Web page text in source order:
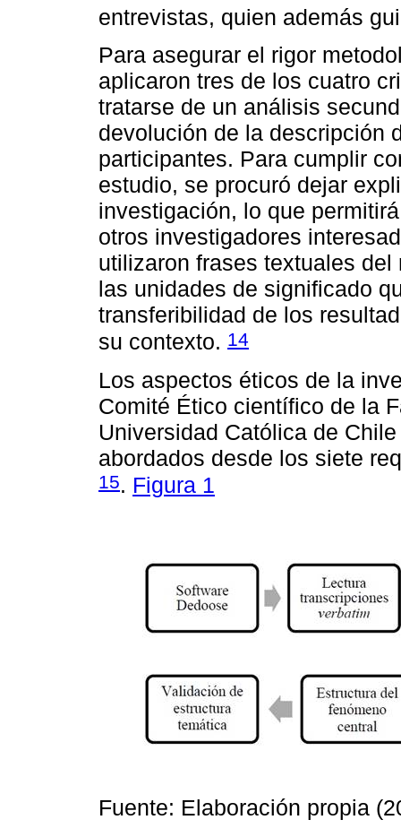
entrevistas, quien además
Para asegurar el rigor
aplicaron tres de los cuatro
tratarse de un análisis
devolución de la descripción
participantes. Para cumplir
estudio, se procuró dejar
investigación, lo que
otros investigadores
utilizaron frases textuales
las unidades de significado
transferibilidad de los
su contexto. 14
Los aspectos éticos de la
Comité Ético científico de la
Universidad Católica de
abordados desde los siete
15. Figura 1
Fuente: Elaboración propia